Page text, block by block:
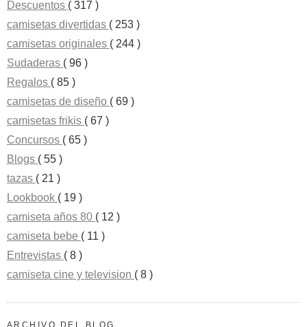
Descuentos ( 317 )
camisetas divertidas ( 253 )
camisetas originales ( 244 )
Sudaderas ( 96 )
Regalos ( 85 )
camisetas de diseño ( 69 )
camisetas frikis ( 67 )
Concursos ( 65 )
Blogs ( 55 )
tazas ( 21 )
Lookbook ( 19 )
camiseta años 80 ( 12 )
camiseta bebe ( 11 )
Entrevistas ( 8 )
camiseta cine y television ( 8 )
ARCHIVO DEL BLOG